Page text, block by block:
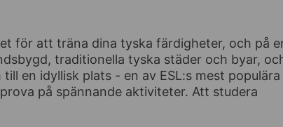
för att träna dina tyska färdigheter, och på
traditionella tyska städer och byar,
en idyllisk plats - en av ESL:s mest populära
på spännande aktiviteter. Att studera